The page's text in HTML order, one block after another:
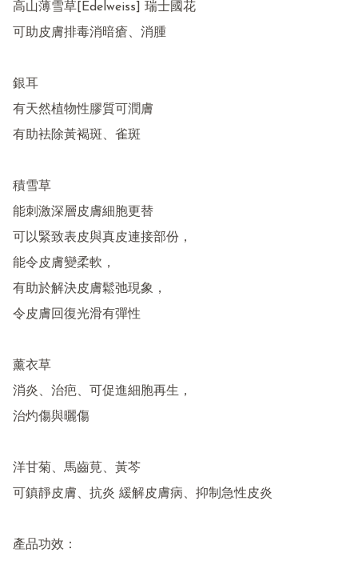
高山薄雪草[Edelweiss] 瑞士國花
可助皮膚排毒消暗瘡、消腫
銀耳
有天然植物性膠質可潤膚
有助袪除黃褐斑、雀斑
積雪草
能刺激深層皮膚細胞更替
可以緊致表皮與真皮連接部份，
能令皮膚變柔軟，
有助於解決皮膚鬆弛現象，
令皮膚回復光滑有彈性
薰衣草
消炎、治疤、可促進細胞再生，
治灼傷與曬傷
洋甘菊、馬齒莧、黃芩
可鎮靜皮膚、抗炎 緩解皮膚病、抑制急性皮炎
產品功效：